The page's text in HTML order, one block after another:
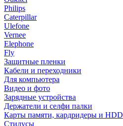
Philips
Caterpillar
Ulefone
Vernee
Elephone
Fly
Защитные пленки
Кабели и переходники
Для компьютера
Видео и фото
Зарядные устройства
Держатели и селфи палки
Карты памяти, кардридеры и HDD
Стилусы